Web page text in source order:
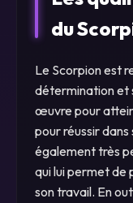
du
Le Scorpion est
détermination et
œuvre pour
pour réussir
également très
qui lui permet de
son travail. En